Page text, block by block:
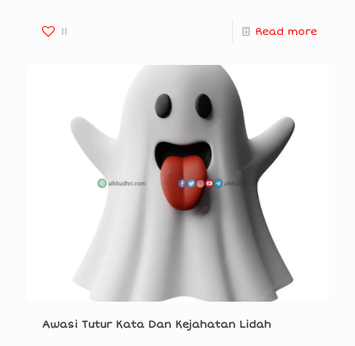
11 Read more
Awasi Tutur Kata Dan Kejahatan Lidah